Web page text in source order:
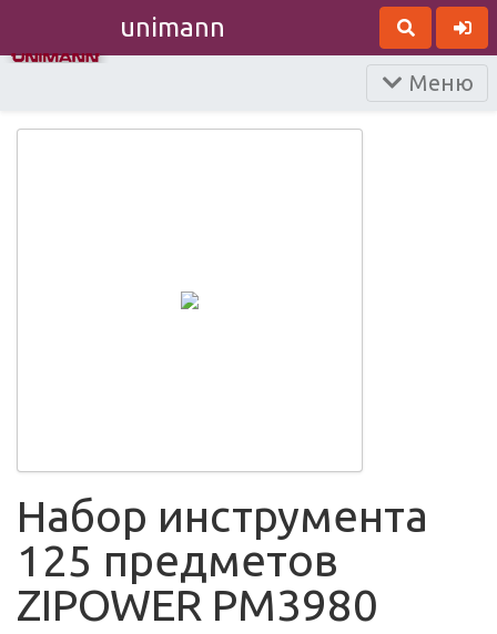
unimann
Меню
Набор инструмента
125 предметов
ZIPOWER PM3980